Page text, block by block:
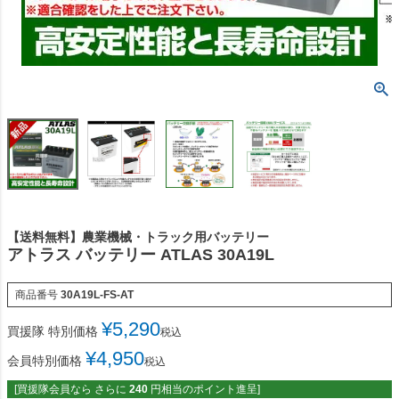
【送料無料】農業機械・トラック用バッテリー
アトラス バッテリー ATLAS 30A19L
商品番号 30A19L-FS-AT
買援隊 特別価格 ¥5,290税込
会員特別価格 ¥4,950税込
[買援隊会員なら さらに 240 円相当のポイント進呈]